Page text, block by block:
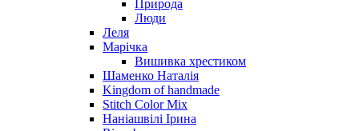
Природа
Люди
Леля
Марічка
Вишивка хрестиком
Шаменко Наталія
Kingdom of handmade
Stitch Color Mix
Наніашвілі Ірина